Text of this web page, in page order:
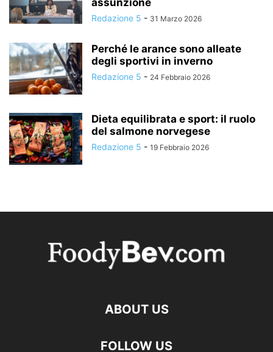
Redazione 5 - 31 Marzo 2026
Perché le arance sono alleate
degli sportivi in inverno
Redazione 5 - 24 Febbraio 2026
Dieta equilibrata e sport: il ruolo
del salmone norvegese
Redazione 5 - 19 Febbraio 2026
ABOUT US
FOLLOW US